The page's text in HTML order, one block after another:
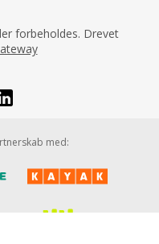
forbeholdes. Drevet
med: